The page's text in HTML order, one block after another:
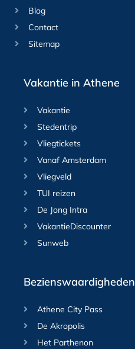
Blog
Contact
Sitemap
Vakantie in Athene
Vakantie
Stedentrip
Vliegtickets
Vanaf Amsterdam
Vliegveld
TUI reizen
De Jong Intra
VakantieDiscounter
Sunweb
Bezienswaardigheden
Athene City Pass
De Akropolis
Het Parthenon